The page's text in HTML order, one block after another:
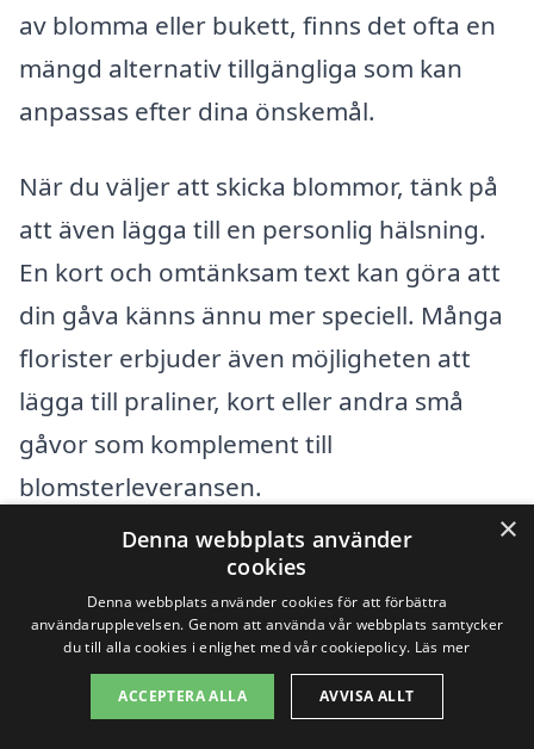
av blomma eller bukett, finns det ofta en
mängd alternativ tillgängliga som kan
anpassas efter dina önskemål.
När du väljer att skicka blommor, tänk på
att även lägga till en personlig hälsning.
En kort och omtänksam text kan göra att
din gåva känns ännu mer speciell. Många
florister erbjuder även möjligheten att
lägga till praliner, kort eller andra små
gåvor som komplement till
blomsterleveransen.
Oavsett anledningen, skicka blombud i
Båtskärsnäs är alltid en fin gest som
kommer att uppskattas av den som tar
emot det. Genom att använda vår
×
Denna webbplats använder
cookies
Denna webbplats använder cookies för att förbättra
användarupplevelsen. Genom att använda vår webbplats samtycker
du till alla cookies i enlighet med vår cookiepolicy. Läs mer
ACCEPTERA ALLA AVVISA ALLT